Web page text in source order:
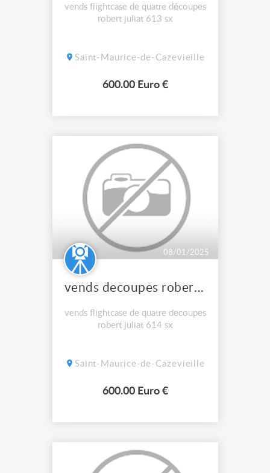
vends flightcase de quatre découpes
robert juliat 613 sx
Saint-Maurice-de-Cazevieille
600.00 Euro €
08/01/2025
vends decoupes robert juliat 614sx
vends flightcase de quatre decoupes
robert juliat 614 sx
Saint-Maurice-de-Cazevieille
600.00 Euro €